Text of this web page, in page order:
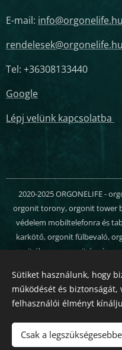
E-mail: info@orgonelife.hu
rendelesek@orgonelife.hu
Tel: +36308133440
Google
Lépj velünk kapcsolatba
2020-2025 ORGONELIFE -
orgonit torony, orgonit tower
védelem mobiltelefonra és
karkötő, orgonit fülbevaló,
orgonit ékszer, orgonit ágyú,
Sütiket használunk, hogy
működését és
felhasználói élményt
Csak a